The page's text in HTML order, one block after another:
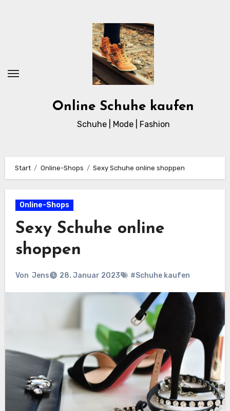
Online Schuhe kaufen
Schuhe | Mode | Fashion
Start Online-Shops Sexy Schuhe online shoppen
Online-Shops
Sexy Schuhe online
shoppen
Von Jens 28. Januar 2023 #Schuhe kaufen